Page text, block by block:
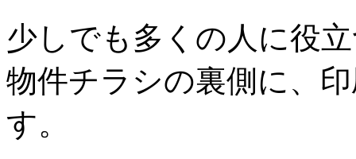
少しでも多くの人に役
物件チラシの裏側に、
す。